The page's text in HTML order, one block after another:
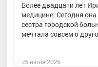
Более двадцати лет
медицине. Сегодня
сестра городской
мечтала совсем о
25 июля 2026